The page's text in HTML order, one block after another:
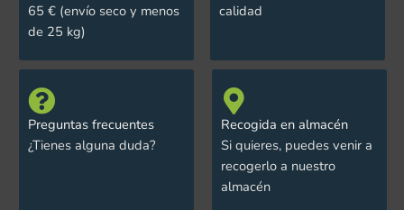
65 € (envío seco y menos
de 25 kg)
calidad
Preguntas frecuentes
¿Tienes alguna duda?
Recogida en almacén
Si quieres, puedes venir a
recogerlo a nuestro
almacén